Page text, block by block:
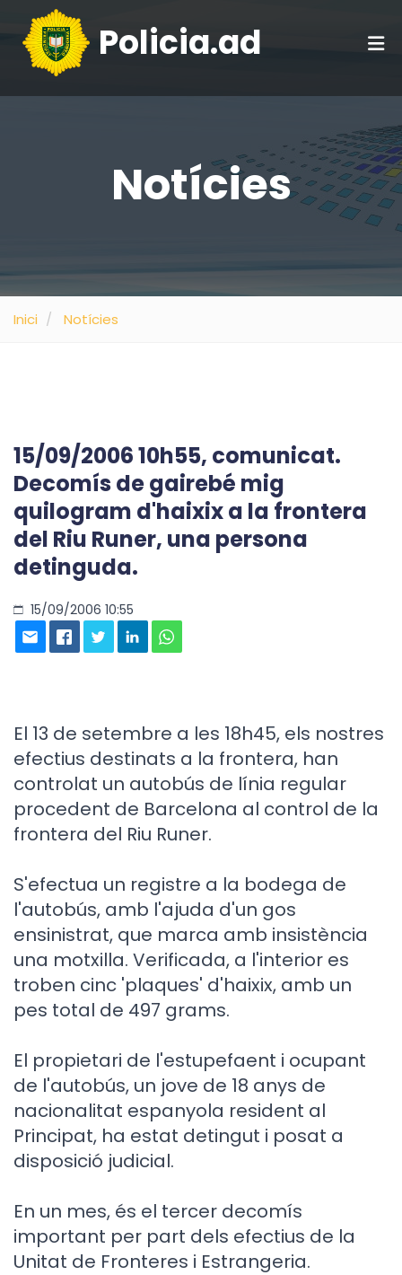
Policia.ad
Notícies
Inici Notícies
15/09/2006 10h55, comunicat.
Decomís de gairebé mig
quilogram d'haixix a la frontera
del Riu Runer, una persona
detinguda.
15/09/2006 10:55
El 13 de setembre a les 18h45, els nostres
efectius destinats a la frontera, han
controlat un autobús de línia regular
procedent de Barcelona al control de la
frontera del Riu Runer.
S'efectua un registre a la bodega de
l'autobús, amb l'ajuda d'un gos
ensinistrat, que marca amb insistència
una motxilla. Verificada, a l'interior es
troben cinc 'plaques' d'haixix, amb un
pes total de 497 grams.
El propietari de l'estupefaent i ocupant
de l'autobús, un jove de 18 anys de
nacionalitat espanyola resident al
Principat, ha estat detingut i posat a
disposició judicial.
En un mes, és el tercer decomís
important per part dels efectius de la
Unitat de Fronteres i Estrangeria.